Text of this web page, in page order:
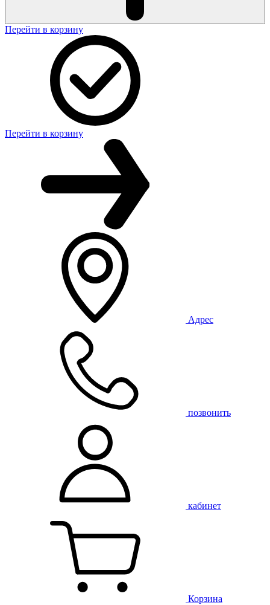
Перейти в корзину
Перейти в корзину
Адрес
позвонить
кабинет
Корзина